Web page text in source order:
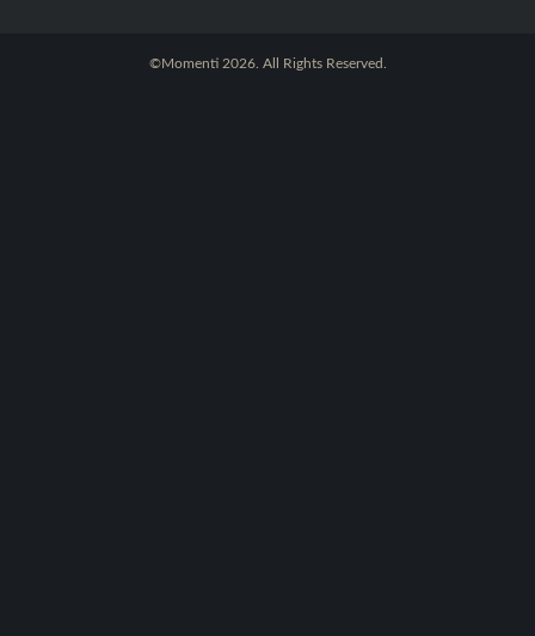
©Momenti 2026. All Rights Reserved.